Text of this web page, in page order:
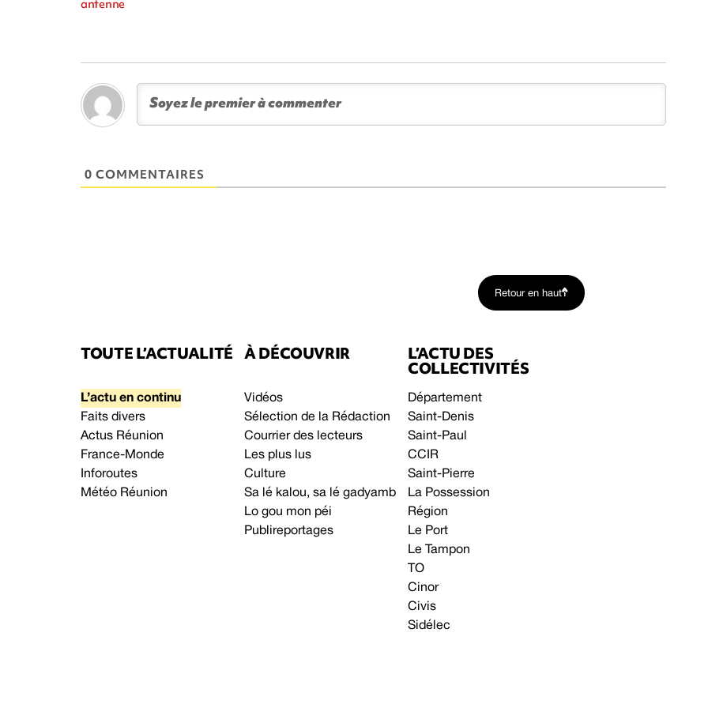
antenne
0 COMMENTAIRES
Retour en haut
TOUTE L’ACTUALITÉ
L’actu en continu
Faits divers
Actus Réunion
France-Monde
Inforoutes
Météo Réunion
À DÉCOUVRIR
Vidéos
Sélection de la Rédaction
Courrier des lecteurs
Les plus lus
Culture
Sa lé kalou, sa lé gadyamb
Lo gou mon péi
Publireportages
L’ACTU DES
COLLECTIVITÉS
Département
Saint-Denis
Saint-Paul
CCIR
Saint-Pierre
La Possession
Région
Le Port
Le Tampon
TO
Cinor
Civis
Sidélec